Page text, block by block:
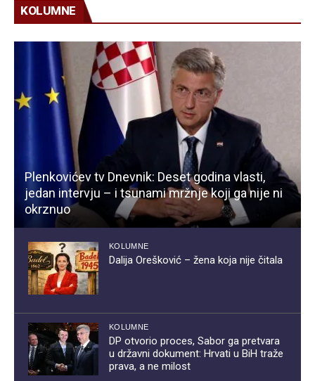
KOLUMNE
Plenkovićev tv Dnevnik: Deset godina vlasti,
jedan intervju – i tsunami mržnje koji ga nije ni
okrznuo
KOLUMNE
Dalija Orešković – žena koja nije čitala
KOLUMNE
DP otvorio proces, Sabor ga pretvara
u državni dokument: Hrvati u BiH traže
prava, a ne milost